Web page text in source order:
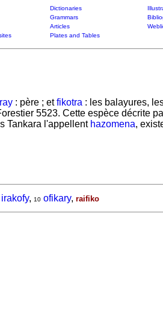
Dictionaries
Grammars
Articles
Plates and Tables
ray: père ; etfikotra : les balayures,
5523. Cette espèce décrite
Tankara l'appellent hazomena,
irakofy, 10 ofikary, raifiko